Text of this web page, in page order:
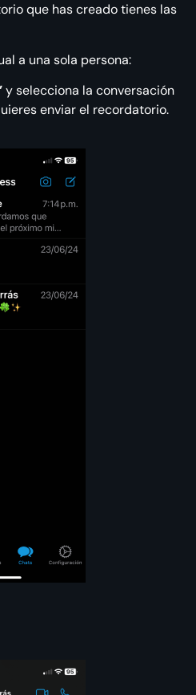
que has creado tienes las
a una sola persona:
y selecciona la conversación
enviar el recordatorio.